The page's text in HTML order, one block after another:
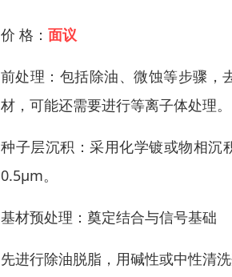
价 格： 面议
前处理：包括除油、微蚀等步骤，
材，可能还需要进行等离子体处理。
种子层沉积：采用化学镀或物相沉
0.5μm。
基材预处理：奠定结合与信号基础
先进行除油脱脂，用碱性或中性清